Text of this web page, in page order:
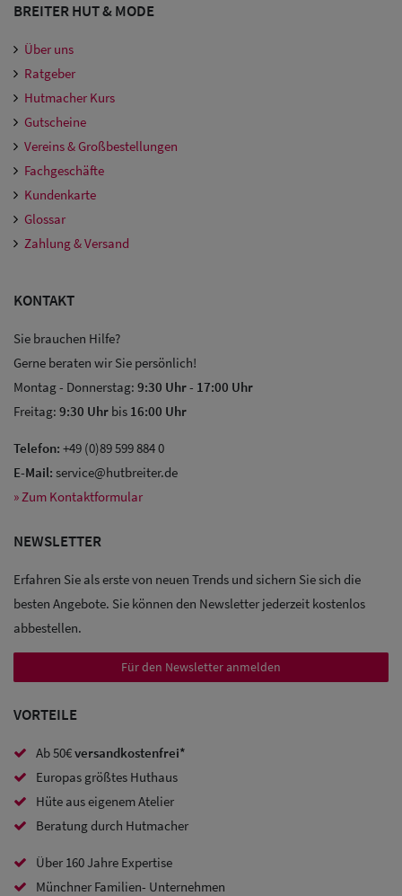
Sale: Caps
Sale:
Baseball
Caps
Sale: Army
Caps
Sale:
Trucker
Caps
BREITER HUT & MODE
Über uns
Ratgeber
Hutmacher Kurs
Gutscheine
Vereins & Großbestellungen
Fachgeschäfte
Kundenkarte
Glossar
Zahlung & Versand
KONTAKT
Sie brauchen Hilfe?
Gerne beraten wir Sie persönlich!
Montag - Donnerstag: 9:30 Uhr- 17:00 Uhr
Freitag: 9:30 Uhr bis 16:00 Uhr
Telefon: +49 (0)89 599 884 0
E-Mail: service@hutbreiter.de
» Zum Kontaktformular
NEWSLETTER
Erfahren Sie als erste von neuen Trends und sichern Sie sich die
besten Angebote. Sie können den Newsletter jederzeit kostenlos
abbestellen.
Für den Newsletter anmelden
VORTEILE
Ab 50€versandkostenfrei*
Europas größtes Huthaus
Hüte aus eigenem Atelier
Beratung durch Hutmacher
Über 160 Jahre Expertise
Münchner Familien- Unternehmen